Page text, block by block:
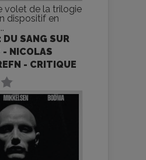
volet de la trilogie
dispositif en
DU SANG SUR
- NICOLAS
- CRITIQUE